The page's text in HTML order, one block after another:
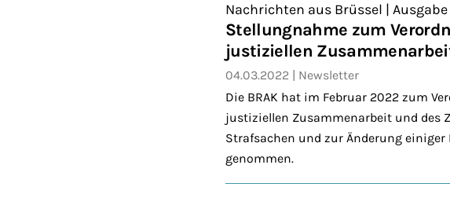
Nachrichten aus Brüssel |
Stellungnahme zum
justiziellen
04.03.2022
Newsletter
Die BRAK hat im Februar 2022 zum
justiziellen Zusammenarbeit und des
Strafsachen und zur Änderung
genommen.